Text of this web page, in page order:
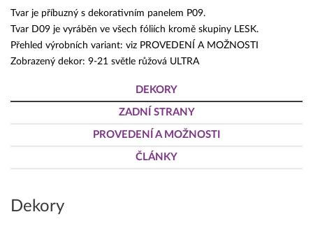
Tvar je příbuzný s dekorativním panelem P09.
Tvar D09 je vyráběn ve všech fóliích kromě skupiny LESK.
Přehled výrobních variant: viz PROVEDENÍ A MOŽNOSTI
Zobrazený dekor: 9-21 světle růžová ULTRA
DEKORY
ZADNÍ STRANY
PROVEDENÍ A MOŽNOSTI
ČLÁNKY
Dekory